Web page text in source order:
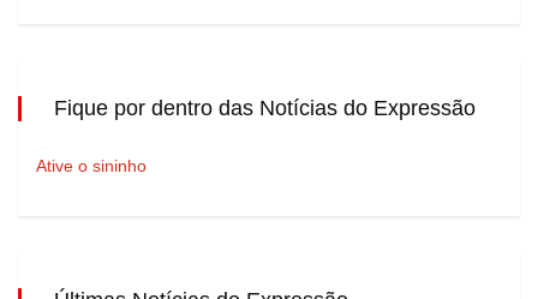
Fique por dentro das Notícias do Expressão
Ative o sininho